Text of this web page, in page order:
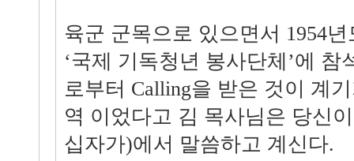
육군 군목으로 있으면서 1954
‘국제 기독청년 봉사단체’에 참
로부터 Calling을 받은 것이 계
역 이었다고 김 목사님은 당신
십자가)에서 말씀하고 계신다.